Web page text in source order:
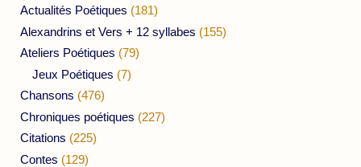
Actualités Poétiques (181)
Alexandrins et Vers + 12 syllabes (155)
Ateliers Poétiques (79)
Jeux Poétiques (7)
Chansons (476)
Chroniques poétiques (227)
Citations (225)
Contes (129)